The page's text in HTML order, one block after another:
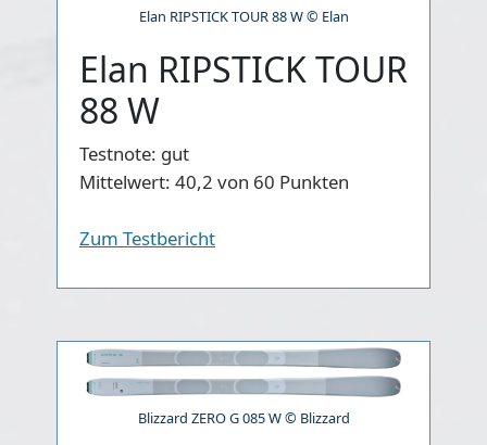
Elan RIPSTICK TOUR 88 W © Elan
Elan RIPSTICK TOUR
88 W
Testnote: gut
Mittelwert: 40,2 von 60 Punkten
Zum Testbericht
Blizzard ZERO G 085 W © Blizzard